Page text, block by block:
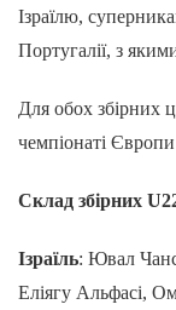
Ізраїлю,
Португалії, з
Для обох збірних
чемпіонаті
Склад збірних
Ізраїль: Ювал
Еліягу Альфасі,